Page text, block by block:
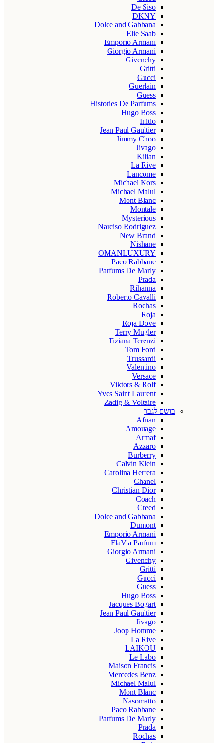
De Siso
DKNY
Dolce and Gabbana
Elie Saab
Emporio Armani
Giorgio Armani
Givenchy
Gritti
Gucci
Guerlain
Guess
Histories De Parfums
Hugo Boss
Initio
Jean Paul Gaultier
Jimmy Choo
Jivago
Kilian
La Rive
Lancome
Michael Kors
Michael Malul
Mont Blanc
Montale
Mysterious
Narciso Rodriguez
New Brand
Nishane
OMANLUXURY
Paco Rabbane
Parfums De Marly
Prada
Rihanna
Roberto Cavalli
Rochas
Roja
Roja Dove
Terry Mugler
Tiziana Terenzi
Tom Ford
Trussardi
Valentino
Versace
Viktors & Rolf
Yves Saint Laurent
Zadig & Voltaire
בושם לגבר
Afnan
Amouage
Armaf
Azzaro
Burberry
Calvin Klein
Carolina Herrera
Chanel
Christian Dior
Coach
Creed
Dolce and Gabbana
Dumont
Emporio Armani
FlaVia Parfum
Giorgio Armani
Givenchy
Gritti
Gucci
Guess
Hugo Boss
Jacques Bogart
Jean Paul Gaultier
Jivago
Joop Homme
La Rive
LAIKOU
Le Labo
Maison Francis
Mercedes Benz
Michael Malul
Mont Blanc
Nasomatto
Paco Rabbane
Parfums De Marly
Prada
Rochas